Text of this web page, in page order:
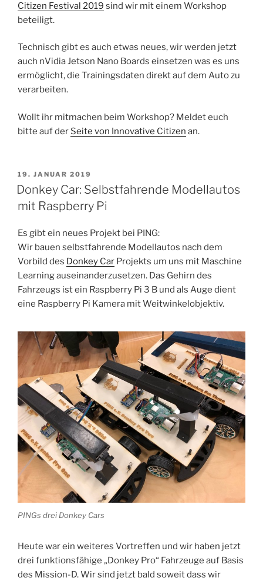
Citizen Festival 2019 sind wir mit einem Workshop
beteiligt.
Technisch gibt es auch etwas neues, wir werden jetzt
auch nVidia Jetson Nano Boards einsetzen was es uns
ermöglicht, die Trainingsdaten direkt auf dem Auto zu
verarbeiten.
Wollt ihr mitmachen beim Workshop? Meldet euch
bitte auf der Seite von Innovative Citizen an.
VERÖFFENTLICHT
AM
19. JANUAR 2019
Donkey Car: Selbstfahrende Modellautos
mit Raspberry Pi
Es gibt ein neues Projekt bei PING:
Wir bauen selbstfahrende Modellautos nach dem
Vorbild des Donkey Car Projekts um uns mit Maschine
Learning auseinanderzusetzen. Das Gehirn des
Fahrzeugs ist ein Raspberry Pi 3 B und als Auge dient
eine Raspberry Pi Kamera mit Weitwinkelobjektiv.
PINGs drei Donkey Cars
Heute war ein weiteres Vortreffen und wir haben jetzt
drei funktionsfähige „Donkey Pro“ Fahrzeuge auf Basis
des Mission-D. Wir sind jetzt bald soweit dass wir